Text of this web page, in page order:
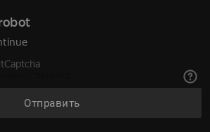
Отправить